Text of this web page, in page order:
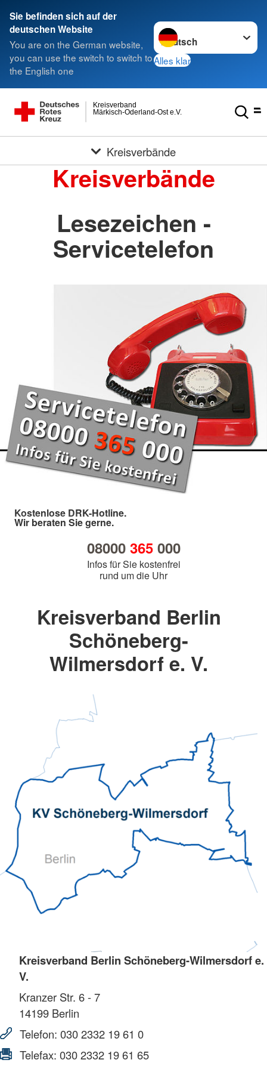
Sie befinden sich auf der
deutschen Website
You are on the German website,
you can use the switch to switch to
the English one
Sprache wechseln zu
Alles klar
Märkisch-Oderland-Ost e.V.
Kreisverband
Kreisverbände
Kreisverbände
Lesezeichen -
Servicetelefon
Kostenlose DRK-Hotline.
Wir beraten Sie gerne.
08000 365000
Infos für Sie kostenfrei
rund um die Uhr
Kreisverband Berlin
Schöneberg-
Wilmersdorf e. V.
Kreisverband Berlin Schöneberg-Wilmersdorf e.
V.
Kranzer Str. 6 - 7
14199 Berlin
Telefon: 030 2332 19 61 0
Telefax: 030 2332 19 61 65